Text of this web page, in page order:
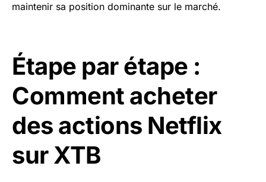
maintenir sa position dominante sur le marché.
Étape par étape :
Comment acheter
des actions Netflix
sur XTB